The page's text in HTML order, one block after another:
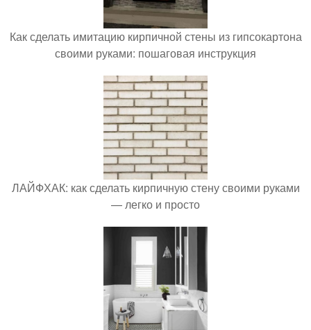
Как сделать имитацию кирпичной стены из гипсокартона
своими руками: пошаговая инструкция
ЛАЙФХАК: как сделать кирпичную стену своими руками
— легко и просто